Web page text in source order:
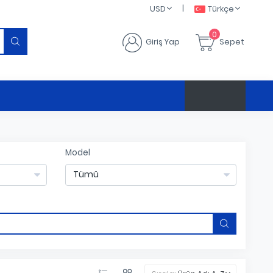
Türkçe
|
USD
Giriş Yap
0
Sepet
Model